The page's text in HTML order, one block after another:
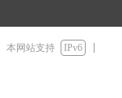
本网站支持
IPv6